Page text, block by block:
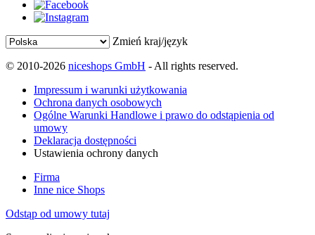
Zmień kraj/język
© 2010-2026 niceshops GmbH - All rights reserved.
Impressum i warunki użytkowania
Ochrona danych osobowych
Ogólne Warunki Handlowe i prawo do odstąpienia od
umowy
Deklaracja dostępności
Ustawienia ochrony danych
Firma
Inne nice Shops
Odstąp od umowy tutaj